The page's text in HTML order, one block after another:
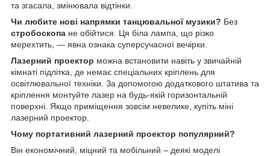
та згасала, змінювала відтінки.
Чи любите нові напрямки танцювальної музики? Без
стробоскопа не обійтися. Ця біла лампа, що різко
мерехтить, — явна ознака суперсучасної вечірки.
Лазерний проектор можна встановити навіть у звичайній
кімнаті підлітка, де немає спеціальних кріплень для
освітлювальної техніки. За допомогою додаткового штатива та
кріплення монтуйте лазер на будь-якій горизонтальній
поверхні. Якщо приміщення зовсім невелике, купіть міні
лазерний проектор.
Чому портативний лазерний проектор популярний?
Він економічний, міцний та мобільний – деякі моделі